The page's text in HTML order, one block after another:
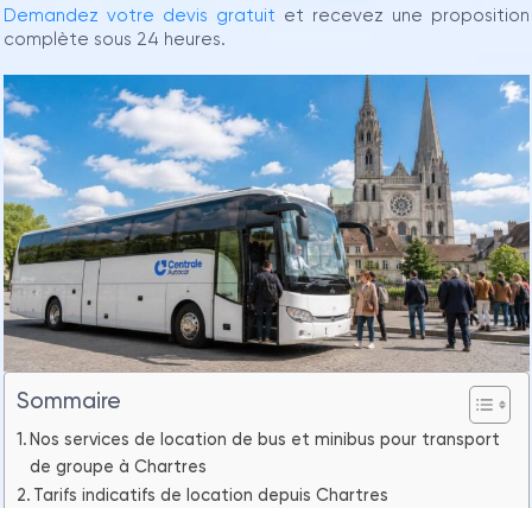
Demandez votre devis gratuit et recevez une proposition
complète sous 24 heures.
Sommaire
Nos services de location de bus et minibus pour transport
de groupe à Chartres
Tarifs indicatifs de location depuis Chartres